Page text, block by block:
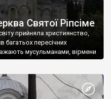
Святої Ріпсіме
прийняла християнство,
багатьох пересічних
мусульманами, вірмени